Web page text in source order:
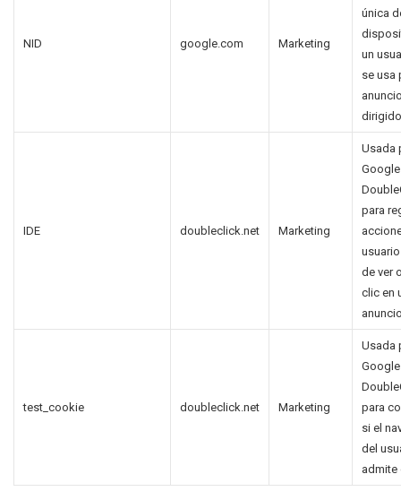
NID google.com Marketing
única
un
se usa
IDE doubleclick.net Marketing
Usada
Google
para
de ver
clic en
test_cookie doubleclick.net Marketing
Usada
Google
para
si el
del
admite